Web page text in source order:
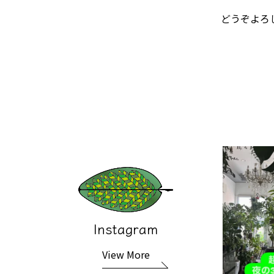
どうぞよろ
Instagram
View More